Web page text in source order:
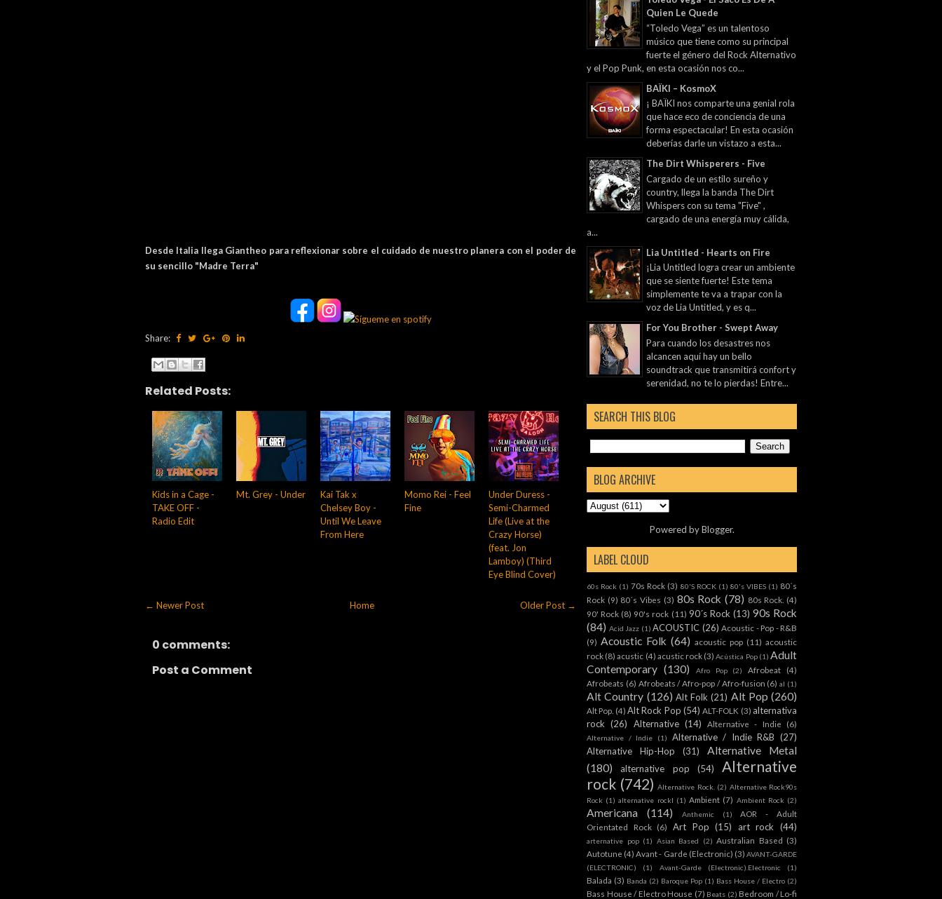
Desde Italia llega Giantheo para reflexionar sobre el cuidado de nuestro planera con el poder de
su sencillo "Madre Terra"
Share:
Related Posts:
Kids in a Cage -
TAKE OFF -
Radio Edit
Mt. Grey - Under
Kai Tak x
Chelsey Boy -
Until We Leave
From Here
Momo Rei - Feel
Fine
Under Duress -
Semi-Charmed
Life (Live at the
Crazy Horse)
(feat. Jon
Lamboy) (Third
Eye Blind Cover)
← Newer Post Older Post →
Home
0 comments:
Post a Comment
Quien Le Quede
“Toledo Vega” es un talentoso
músico que tiene como su principal
fuerte el género del Rock Alternativo
y el Pop Punk, en esta ocasión nos co...
BAÏKI – KosmoX
¡ BAÏKI nos comparte una genial rola
que hace eco de conciencia de una
forma espectacular! En esta ocasión
deberías darle un vistazo a esta...
The Dirt Whisperers - Five
Cargado de un estilo sureño y
country, llega la banda The Dirt
Whispers con su tema "Five" ,
cargado de una energía muy cálida,
a...
Lia Untitled - Hearts on Fire
¡Lia Untitled logra crear un ambiente
que se siente fuerte! Este tema
simplemente te va a trapar con la
voz de Lia Untitled, y es q...
For You Brother - Swept Away
Para cuando los desastres nos
alcancen aquí hay un bello
soundtrack que transmitirá confort y
serenidad, no te lo pierdas! Entre...
SEARCH THIS BLOG
BLOG ARCHIVE
Powered byBlogger.
LABEL CLOUD
60s Rock (1) 70s Rock (3) 80'S ROCK (1) 80's VIBES (1) 80´s
Rock (9) 80´s Vibes (3) 80s Rock (78) 80s Rock. (4)
90' Rock (8) 90's rock (11) 90´s Rock (13) 90s Rock
(84) Acid Jazz (1) ACOUSTIC (26) Acoustic - Pop - R&B
(9) Acoustic Folk (64) acoustic pop (11) acoustic
rock (8) acustic (4) acustic rock (3) Acústica Pop (1) Adult
Contemporary (130) Afro Pop (2) Afrobeat
(4)
Afrobeats (6) Afrobeats / Afro-pop / Afro-fusion (6) al (1)
Alt Country (126) Alt Folk (21) Alt Pop (260)
Alt Pop. (4) Alt Rock Pop (54) ALT-FOLK (3) alternativa
rock (26) Alternative (14) Alternative - Indie (6)
Alternative / Indie (1) Alternative / Indie R&B (27)
Alternative Hip-Hop
(31)
Alternative Metal
(180)
alternative pop (54)
Alternative
rock (742) Alternative Rock. (2) Alternative Rock90s
Rock (1) alternative rockl (1) Ambient (7) Ambient Rock (2)
Americana (114) Anthemic (1)
AOR - Adult
Orientated Rock (6) Art Pop (15) art rock (44)
arternative pop (1) Asian Based (2) Australian Based (3)
Autotune (4) Avant - Garde (Electronic) (3) AVANT-GARDE
(ELECTRONIC)
(1) Avant-Garde (Electronic).Electronic (1)
Balada (3) Banda (2) Baroque Pop (1) Bass House / Electro (2)
Bass House / Electro House (7) Beats (2) Bedroom / Lo-fi